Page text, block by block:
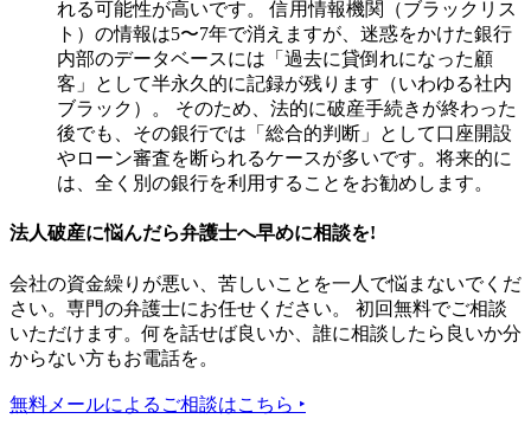
れる可能性が高いです。 信用情報機関（ブラックリス
ト）の情報は5〜7年で消えますが、迷惑をかけた銀行
内部のデータベースには「過去に貸倒れになった顧
客」として半永久的に記録が残ります（いわゆる社内
ブラック）。 そのため、法的に破産手続きが終わった
後でも、その銀行では「総合的判断」として口座開設
やローン審査を断られるケースが多いです。将来的に
は、全く別の銀行を利用することをお勧めします。
法人破産に悩んだら弁護士へ早めに相談を!
会社の資金繰りが悪い、苦しいことを一人で悩まないでくだ
さい。専門の弁護士にお任せください。 初回無料でご相談
いただけます。何を話せば良いか、誰に相談したら良いか分
からない方もお電話を。
無料 メールによるご相談はこちら ‣